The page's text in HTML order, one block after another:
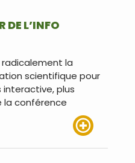
DE L’INFO
la
scientifique pour
interactive, plus
la conférence